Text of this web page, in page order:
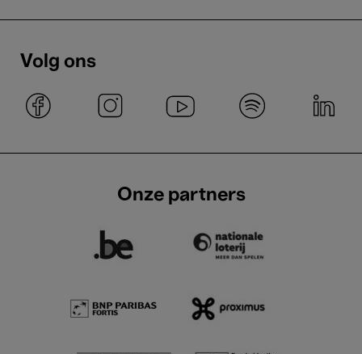
Volg ons
Onze partners